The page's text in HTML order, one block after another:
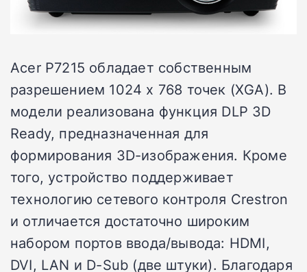
Acer P7215 обладает собственным
разрешением 1024 х 768 точек (XGA). В
модели реализована функция DLP 3D
Ready, предназначенная для
формирования 3D-изображения. Кроме
того, устройство поддерживает
технологию сетевого контроля Crestron
и отличается достаточно широким
набором портов ввода/вывода: HDMI,
DVI, LAN и D-Sub (две штуки). Благодаря